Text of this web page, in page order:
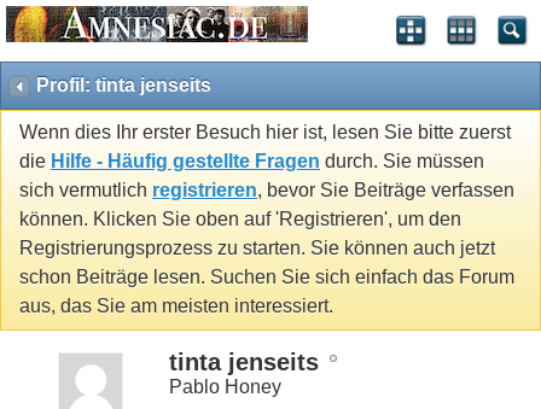
Profil: tinta jenseits
Wenn dies Ihr erster Besuch hier ist, lesen Sie bitte zuerst
die Hilfe - Häufig gestellte Fragen durch. Sie müssen
sich vermutlich registrieren, bevor Sie Beiträge verfassen
können. Klicken Sie oben auf 'Registrieren', um den
Registrierungsprozess zu starten. Sie können auch jetzt
schon Beiträge lesen. Suchen Sie sich einfach das Forum
aus, das Sie am meisten interessiert.
tinta jenseits
Pablo Honey